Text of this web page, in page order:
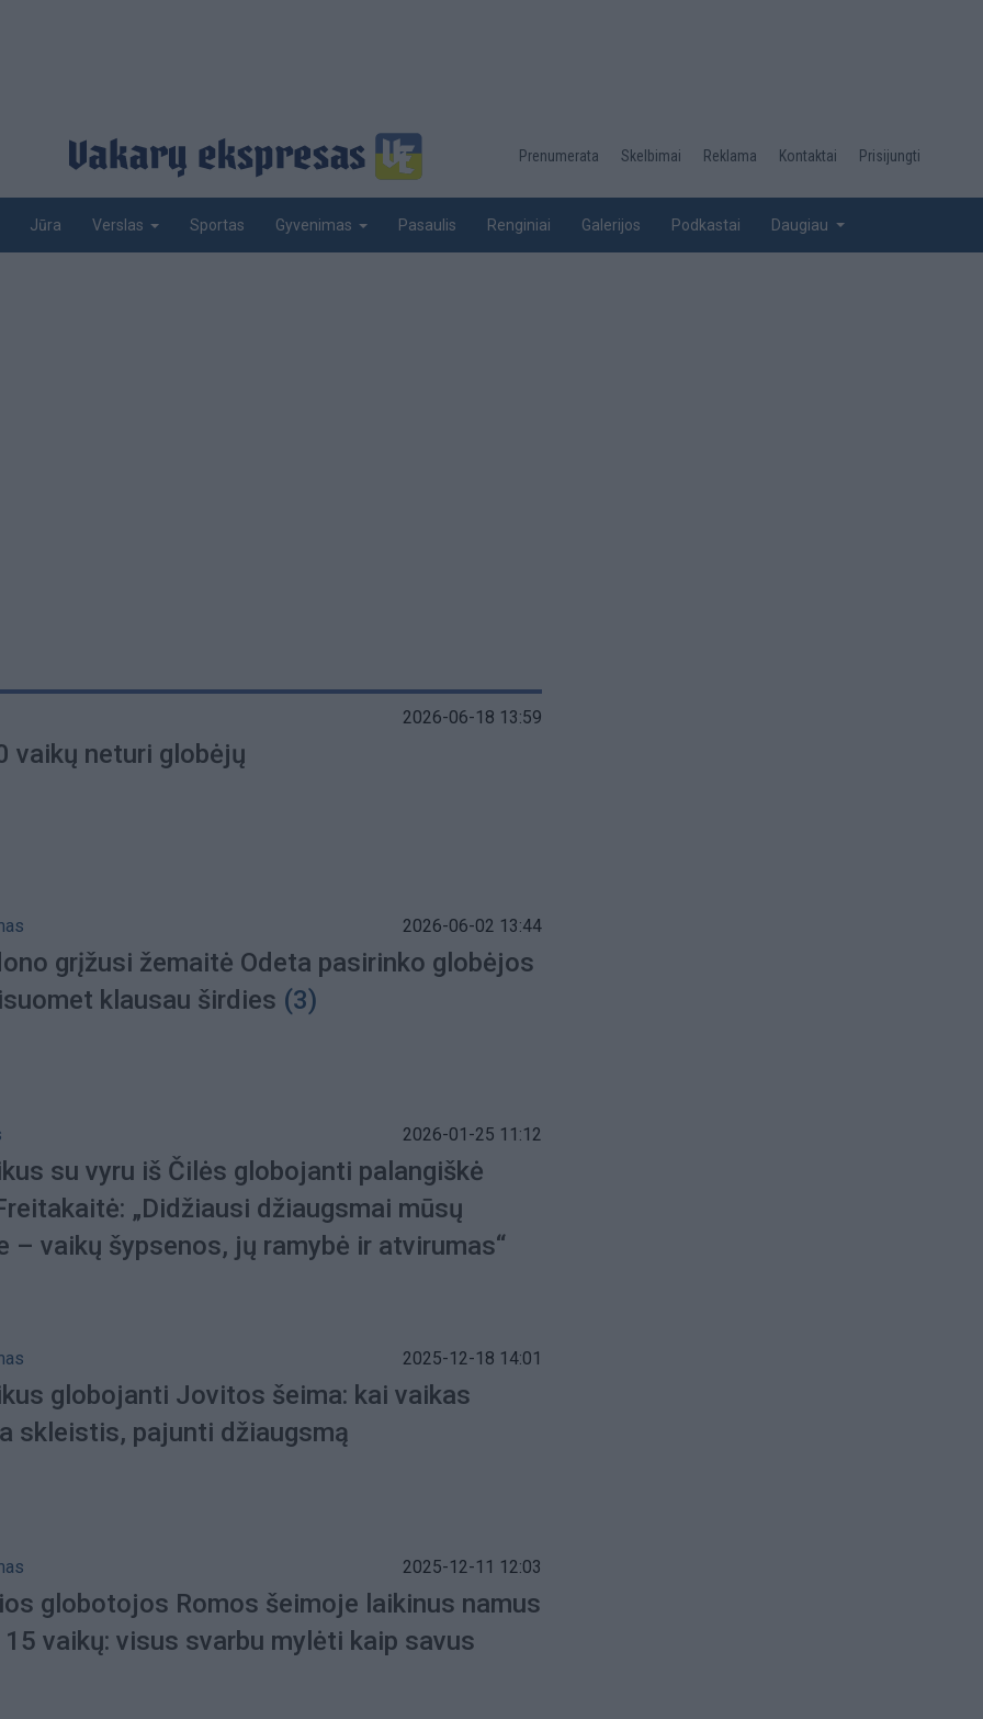
Desktop
top
Prenumerata Skelbimai Reklama Kontaktai Prisijungti
Jūra Verslas Sportas Gyvenimas Pasaulis Renginiai Galerijos Podkastai Daugiau
2026-06-18 13:59
vaikų neturi globėjų
2026-06-02 13:44
grįžusi žemaitė Odeta pasirinko globėjos
klausau širdies (3)
2026-01-25 11:12
su vyru iš Čilės globojanti palangiškė
„Didžiausi džiaugsmai mūsų
– vaikų šypsenos, jų ramybė ir atvirumas“
2025-12-18 14:01
globojanti Jovitos šeima: kai vaikas
skleistis, pajunti džiaugsmą
2025-12-11 12:03
globotojos Romos šeimoje laikinus namus
vaikų: visus svarbu mylėti kaip savus